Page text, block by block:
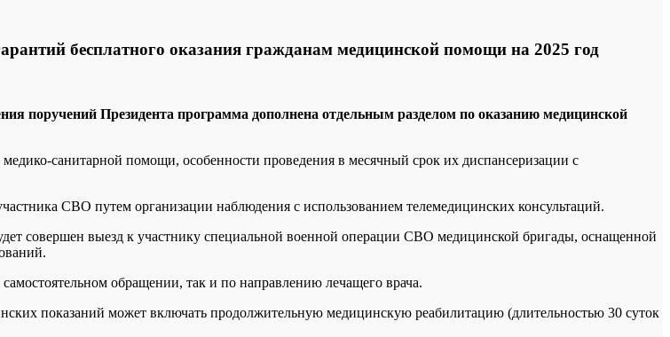
бесплатного оказания гражданам медицинской помощи на 2025 год
поручений Президента программа дополнена отдельным разделом по оказанию медицинской
санитарной помощи, особенности проведения в месячный срок их диспансеризации с
СВО путем организации наблюдения с использованием телемедицинских консультаций.
совершен выезд к участнику специальной военной операции СВО медицинской бригады, оснащенной
обращении, так и по направлению лечащего врача.
показаний может включать продолжительную медицинскую реабилитацию (длительностью 30 суток